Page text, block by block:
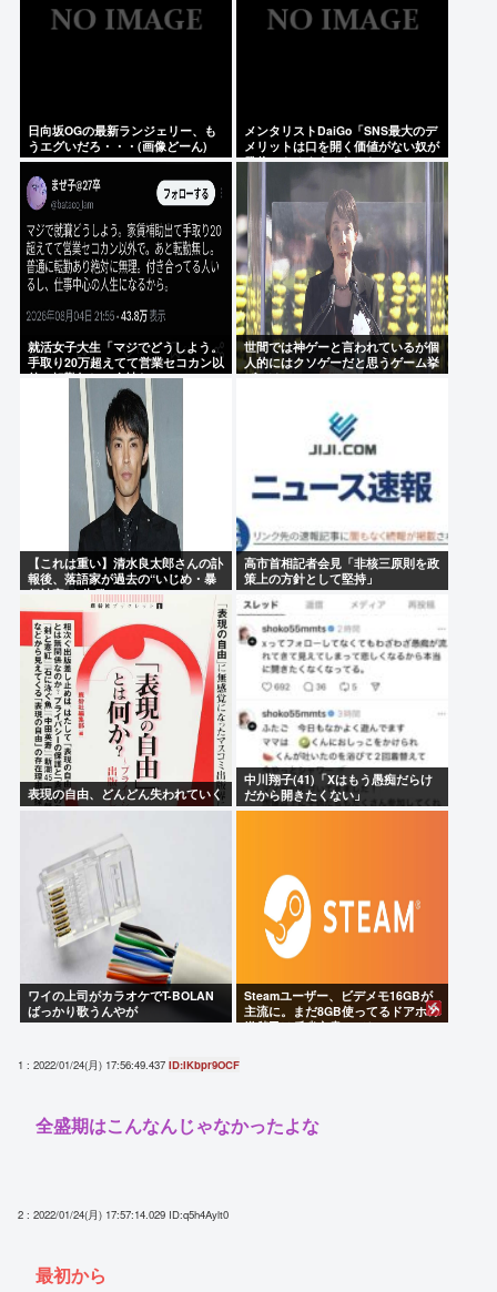
日向坂OGの最新ランジェリー、も
うエグいだろ・・・(画像どーん)
メンタリストDaiGo「SNS最大のデ
メリットは口を開く価値がない奴が
発信できるようになったこと」
就活女子大生「マジでどうしよう。
手取り20万超えてて営業セコカン以
外で転勤無しの会社ない」
世間では神ゲーと言われているが個
人的にはクソゲーだと思うゲーム挙
げてけwww
【これは重い】清水良太郎さんの訃
報後、落語家が過去の“いじめ・暴
行被害”を告発
高市首相記者会見「非核三原則を政
策上の方針として堅持」
表現の自由、どんどん失われていく
中川翔子(41)「Xはもう愚痴だらけ
だから開きたくない」
ワイの上司がカラオケでT-BOLAN
ばっかり歌うんやが
Steamユーザー、ビデメモ16GBが
主流に。まだ8GB使ってるドアホの
嫌儲民は反省文書いてね。
1 : 2022/01/24(月) 17:56:49.437 ID:IKbpr9OCF
全盛期はこんなんじゃなかったよな
2 : 2022/01/24(月) 17:57:14.029 ID:q5h4Aylt0
最初から